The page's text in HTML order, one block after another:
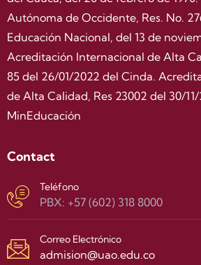
Autónoma de Occidente, Res. No.
Educación Nacional, del 13 de
Acreditación Internacional de Alta
85 del 26/01/2022 del Cinda.
de Alta Calidad, Res 23002 del 30/
MinEducación
Contact
Teléfono
PBX: +57 (602) 318 8000
Correo Electrónico
admision@uao.edu.co